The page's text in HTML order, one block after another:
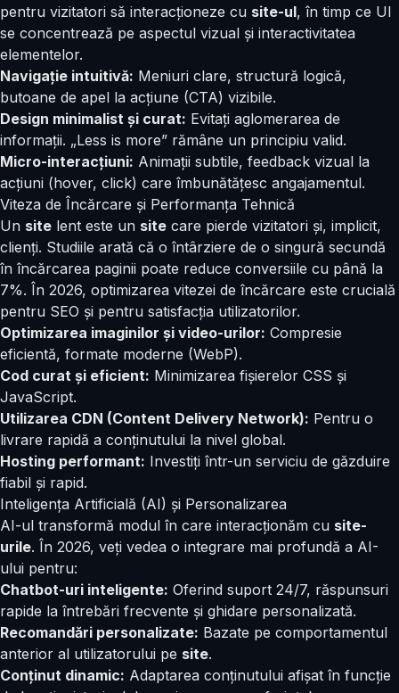
pentru vizitatori să interacționeze cu site-ul, în timp ce UI
se concentrează pe aspectul vizual și interactivitatea
elementelor.
Navigație intuitivă: Meniuri clare, structură logică,
butoane de apel la acțiune (CTA) vizibile.
Design minimalist și curat: Evitați aglomerarea de
informații. „Less is more” rămâne un principiu valid.
Micro-interacțiuni: Animații subtile, feedback vizual la
acțiuni (hover, click) care îmbunătățesc angajamentul.
Viteza de Încărcare și Performanța Tehnică
Un site lent este un site care pierde vizitatori și, implicit,
clienți. Studiile arată că o întârziere de o singură secundă
în încărcarea paginii poate reduce conversiile cu până la
7%. În 2026, optimizarea vitezei de încărcare este crucială
pentru SEO și pentru satisfacția utilizatorilor.
Optimizarea imaginilor și video-urilor: Compresie
eficientă, formate moderne (WebP).
Cod curat și eficient: Minimizarea fișierelor CSS și
JavaScript.
Utilizarea CDN (Content Delivery Network): Pentru o
livrare rapidă a conținutului la nivel global.
Hosting performant: Investiți într-un serviciu de găzduire
fiabil și rapid.
Inteligența Artificială (AI) și Personalizarea
AI-ul transformă modul în care interacționăm cu site-
urile. În 2026, veți vedea o integrare mai profundă a AI-
ului pentru:
Chatbot-uri inteligente: Oferind suport 24/7, răspunsuri
rapide la întrebări frecvente și ghidare personalizată.
Recomandări personalizate: Bazate pe comportamentul
anterior al utilizatorului pe site.
Conținut dinamic: Adaptarea conținutului afișat în funcție